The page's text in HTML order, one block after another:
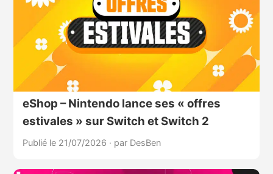
eShop – Nintendo lance ses « offres
estivales » sur Switch et Switch 2
Publié le 21/07/2026 · par DesBen